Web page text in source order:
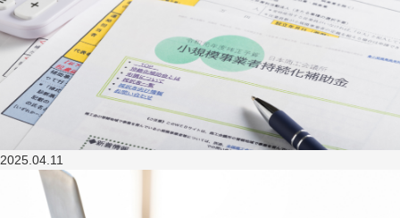
2025.04.11